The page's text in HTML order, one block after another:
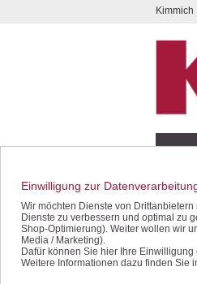
Kompletten Head der Seite überspringen
Einwilligung zur
Wir möchten Dienste von
Dienste zu verbessern und optimal zu
Shop-Optimierung). Weiter wollen wir
Media / Marketing).
Dafür können Sie hier Ihre
Weitere Informationen dazu finden Sie